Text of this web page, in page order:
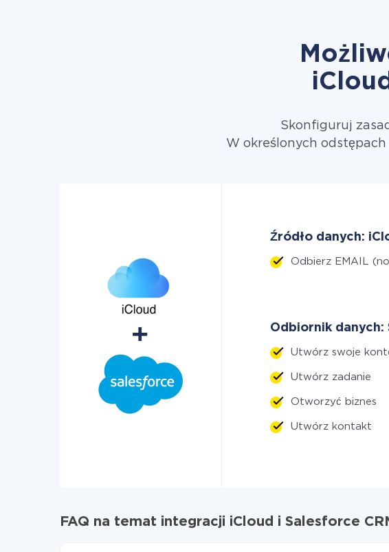
Skonfiguruj
W określonych odstępach
Źródło danych:
Odbierz EMAIL
Odbiornik danych:
Utwórz swoje
Utwórz zadanie
Otworzyć biznes
Utwórz kontakt
FAQ na temat integracji iCloud i Salesforce